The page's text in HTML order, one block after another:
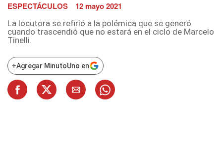
ESPECTÁCULOS 12 mayo 2021
La locutora se refirió a la polémica que se generó
cuando trascendió que no estará en el ciclo de Marcelo
Tinelli.
+Agregar MinutoUno en